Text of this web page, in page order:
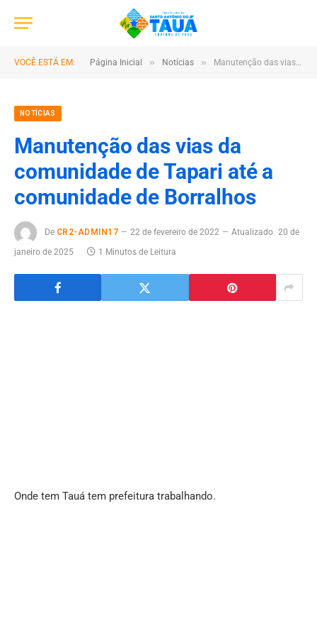
VOCÊ ESTÁ EM: Página Inicial » Notícias » Manutenção das vias da comunidade de Tapari até a comunidade de Borralhos
NOTÍCIAS
Manutenção das vias da
comunidade de Tapari até a
comunidade de Borralhos
De CR2-ADMIN17 22 de fevereiro de 2022 Atualizado 20 de
janeiro de 2025
1 Minutos de Leitura
Onde tem Tauá tem prefeitura trabalhando.